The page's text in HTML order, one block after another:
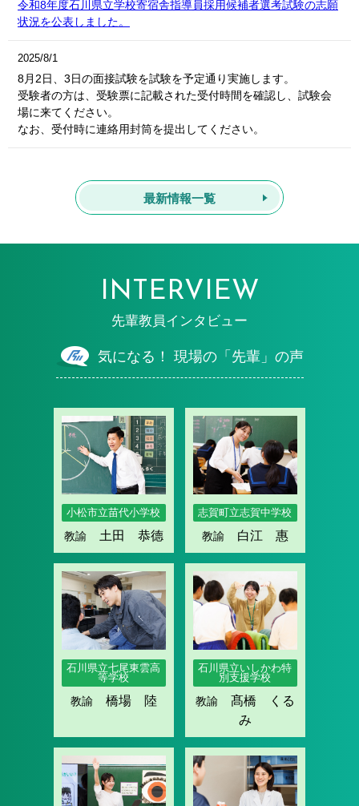
令和8年度石川県立学校寄宿舎指導員採用候補者選考試験の志願
状況を公表しました。
2025/8/1
8月2日、3日の面接試験を試験を予定通り実施します。
受験者の方は、受験票に記載された受付時間を確認し、試験会
場に来てください。
なお、受付時に連絡用封筒を提出してください。
最新情報一覧
INTERVIEW
先輩教員インタビュー
気になる！ 現場の「先輩」の声
小松市立苗代小学校
教諭土田 恭德
志賀町立志賀中学校
教諭白江 惠
石川県立七尾東雲高
等学校
教諭橋場 陸
石川県立いしかわ特
別支援学校
教諭髙橋 くる
み